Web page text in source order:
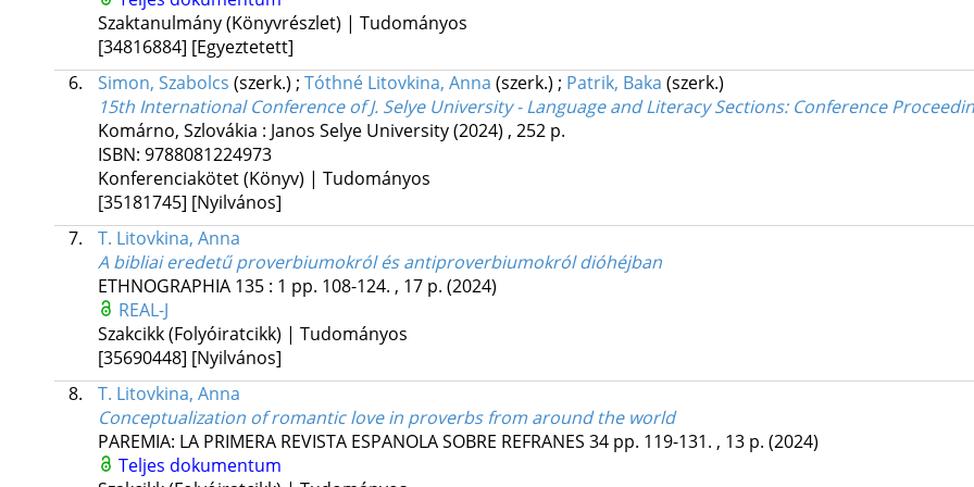
Szaktanulmány (Könyvrészlet) | Tudományos
[34816884] [Egyeztetett]
6.
Simon, Szabolcs (szerk.) ; Tóthné Litovkina, Anna (szerk.) ; Patrik, Baka (szerk.)
15th International Conference of J. Selye University - Language and Literacy Sections: Conference
Komárno, Szlovákia : Janos Selye University(2024) , 252 p.
ISBN: 9788081224973
Konferenciakötet (Könyv) | Tudományos
[35181745] [Nyilvános]
7.
T. Litovkina, Anna
A bibliai eredetű proverbiumokról és antiproverbiumokról dióhéjban
ETHNOGRAPHIA 135: 1 pp. 108-124. , 17 p. (2024)
REAL-J
Szakcikk (Folyóiratcikk) | Tudományos
[35690448] [Nyilvános]
8.
T. Litovkina, Anna
Conceptualization of romantic love in proverbs from around the world
PAREMIA: LA PRIMERA REVISTA ESPANOLA SOBRE REFRANES 34 pp. 119-131. , 13 p. (2024)
Teljes dokumentum